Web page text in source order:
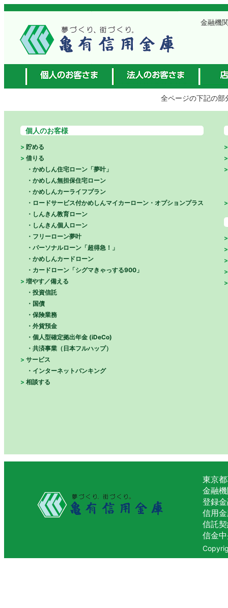
金融機
全ページの下記の部
個人のお客様
貯める
借りる
かめしん住宅ローン「夢叶」
かめしん無担保住宅ローン
かめしんカーライフプラン
ロードサービス付かめしんマイカーローン・オプションプラス
しんきん教育ローン
しんきん個人ローン
フリーローン夢叶
パーソナルローン「超得急！」
かめしんカードローン
カードローン「シグマきゃっする900」
増やす／備える
投資信託
国債
保険業務
外貨預金
個人型確定拠出年金 (iDeCo)
共済事業（日本フルハップ）
サービス
インターネットバンキング
相談する
東京
金融
登録
信用
信託
信金